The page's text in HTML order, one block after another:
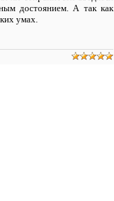
достоянием. А так как
умах.